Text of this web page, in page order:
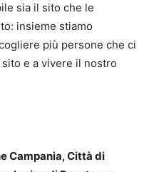
sia il sito che le
insieme stiamo
più persone che ci
e a vivere il nostro
Campania, Città di